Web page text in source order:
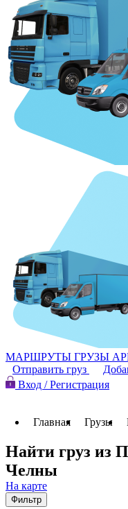
МАРШРУТЫ ГРУЗЫ
Отправить груз
Вход / Регистрация
Главная Грузы
Найти груз из
Челны
На карте
Фильтр